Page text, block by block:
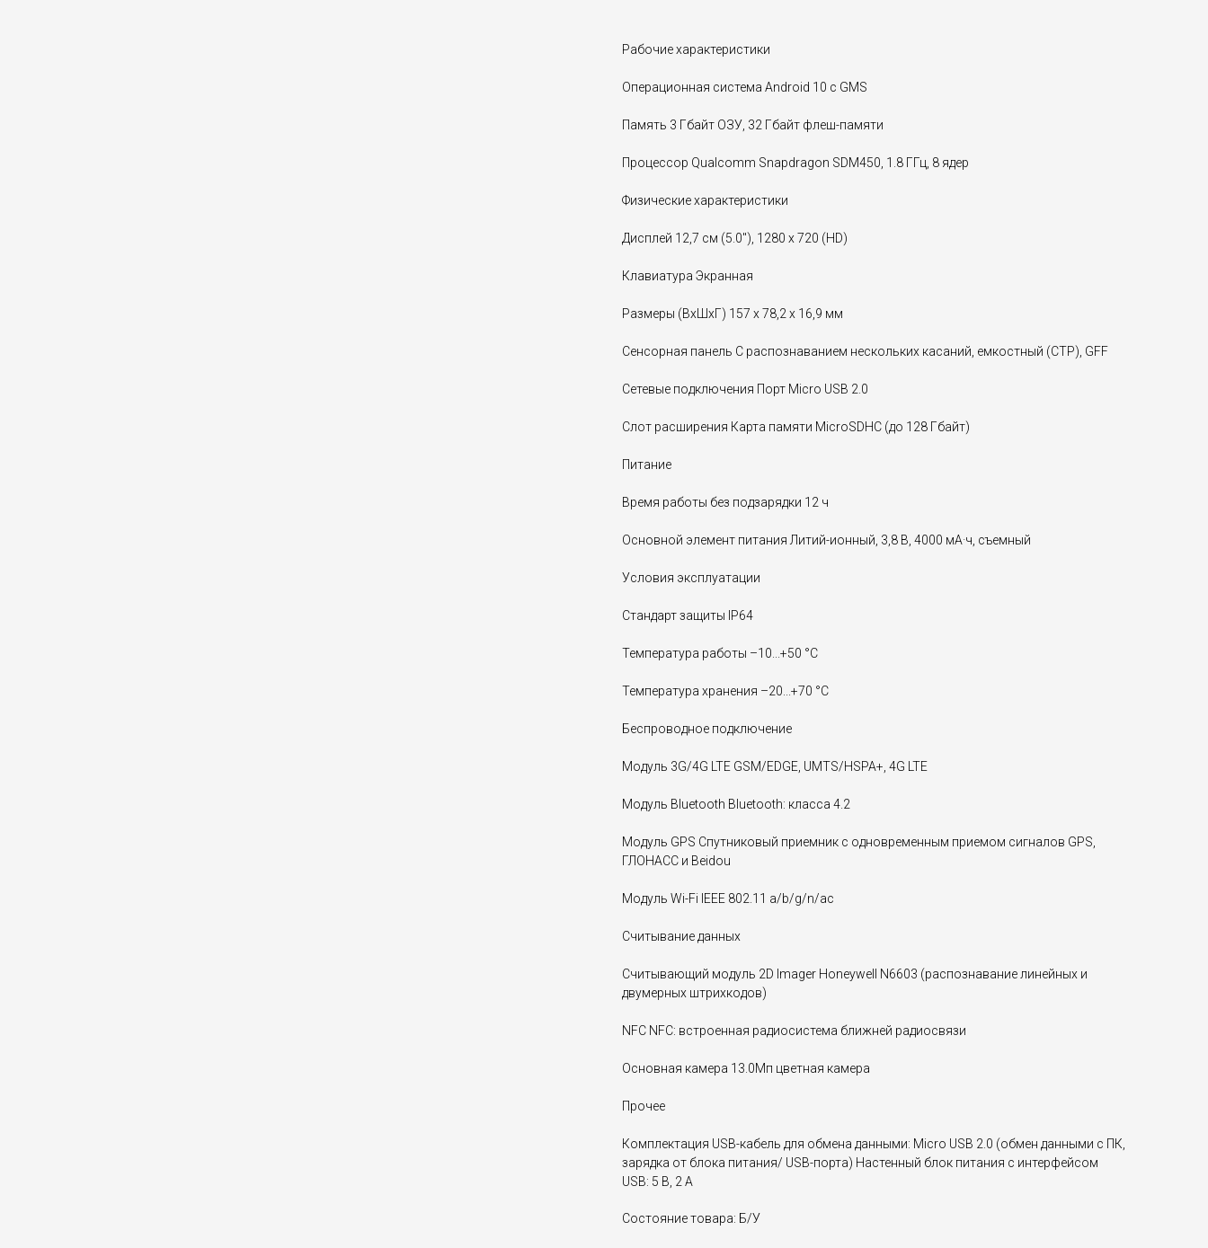
Рабочие характеристики
Операционная система Android 10 с GMS
Память 3 Гбайт ОЗУ, 32 Гбайт флеш-памяти
Процессор Qualcomm Snapdragon SDM450, 1.8 ГГц, 8 ядер
Физические характеристики
Дисплей 12,7 см (5.0"), 1280 x 720 (HD)
Клавиатура Экранная
Размеры (ВхШхГ) 157 x 78,2 x 16,9 мм
Сенсорная панель С распознаванием нескольких касаний, емкостный (CTP), GFF
Сетевые подключения Порт Micro USB 2.0
Слот расширения Карта памяти MicroSDHC (до 128 Гбайт)
Питание
Время работы без подзарядки 12 ч
Основной элемент питания Литий-ионный, 3,8 В, 4000 мА·ч, съемный
Условия эксплуатации
Стандарт защиты IP64
Температура работы –10...+50 °C
Температура хранения –20...+70 °С
Беспроводное подключение
Модуль 3G/4G LTE GSM/EDGE, UMTS/HSPA+, 4G LTE
Модуль Bluetooth Bluetooth: класса 4.2
Модуль GPS Спутниковый приемник с одновременным приемом сигналов GPS,
ГЛОНАСС и Beidou
Модуль Wi-Fi IEEE 802.11 a/b/g/n/ac
Считывание данных
Считывающий модуль 2D Imager Honeywell N6603 (распознавание линейных и
двумерных штрихкодов)
NFC NFC: встроенная радиосистема ближней радиосвязи
Основная камера 13.0Мп цветная камера
Прочее
Комплектация USB-кабель для обмена данными: Micro USB 2.0 (обмен данными с ПК,
зарядка от блока питания/ USB-порта) Настенный блок питания с интерфейсом
USB: 5 В, 2 A
Состояние товара: Б/У